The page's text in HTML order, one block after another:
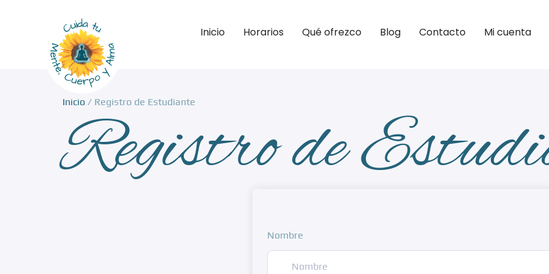
Inicio Horarios Qué ofrezco Blog Contacto Mi cuenta
Inicio / Registro de Estudiante
Registro de
Nombre